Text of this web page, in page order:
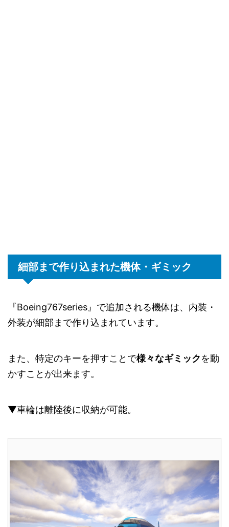
細部まで作り込まれた機体・ギミック
『Boeing767series』で追加される機体は、内装・
外装が細部まで作り込まれています。
また、特定のキーを押すことで様々なギミックを動
かすことが出来ます。
▼車輪は離陸後に収納が可能。